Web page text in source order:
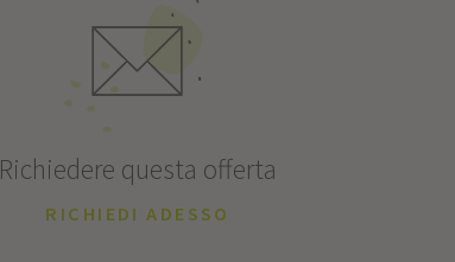
Richiedere questa offerta
RICHIEDI ADESSO